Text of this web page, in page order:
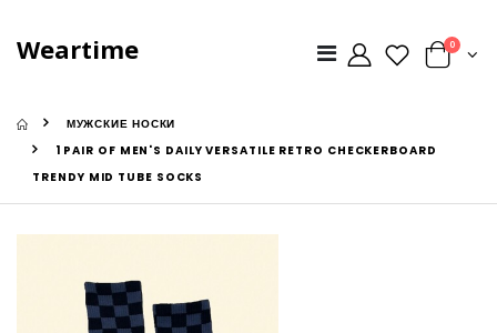
Weartime 0
МУЖСКИЕ НОСКИ
1 PAIR OF MEN'S DAILY VERSATILE RETRO CHECKERBOARD
TRENDY MID TUBE SOCKS